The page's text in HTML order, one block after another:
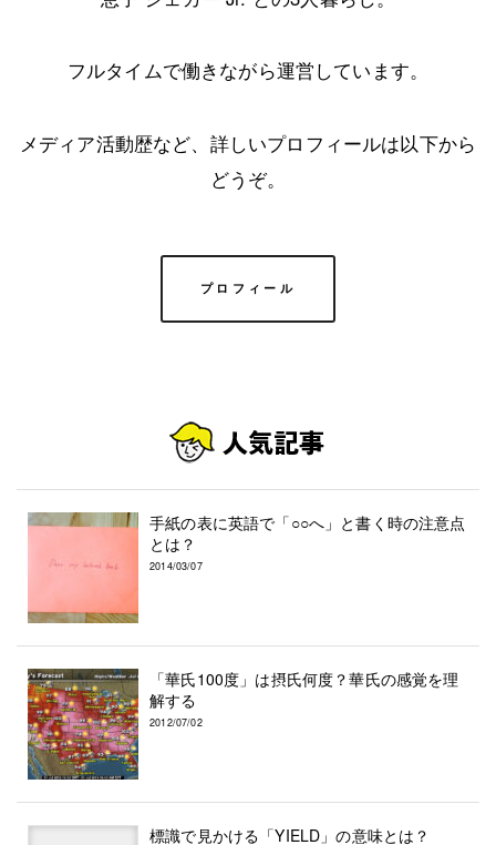
フルタイムで働きながら運営しています。
メディア活動歴など、詳しいプロフィールは以下から
どうぞ。
プロフィール
手紙の表に英語で「○○へ」と書く時の注意点
とは？
2014/03/07
「華氏100度」は摂氏何度？華氏の感覚を理
解する
2012/07/02
標識で見かける「YIELD」の意味とは？